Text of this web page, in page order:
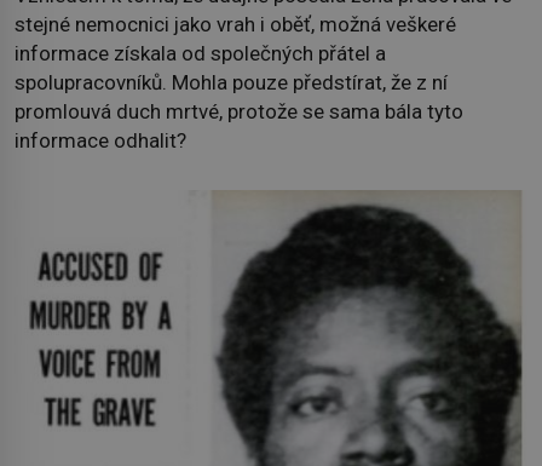
stejné nemocnici jako vrah i oběť, možná veškeré
informace získala od společných přátel a
spolupracovníků. Mohla pouze předstírat, že z ní
promlouvá duch mrtvé, protože se sama bála tyto
informace odhalit?